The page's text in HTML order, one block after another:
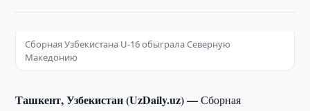
Сборная Узбекистана U-16 обыграла Северную
Македонию
Ташкент, Узбекистан (UzDaily.uz) —Сборная